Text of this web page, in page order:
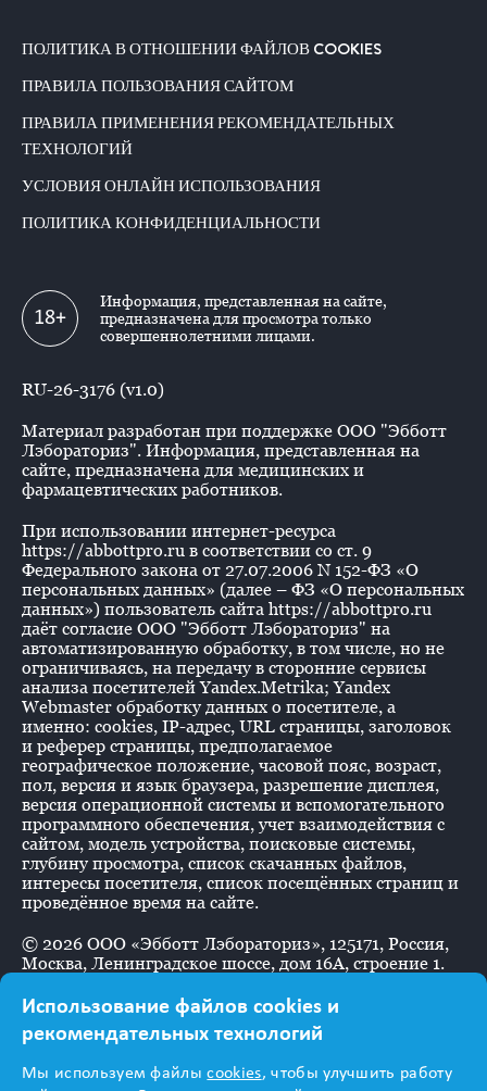
ПОЛИТИКА В ОТНОШЕНИИ ФАЙЛОВ COOKIES
ПРАВИЛА ПОЛЬЗОВАНИЯ САЙТОМ
ПРАВИЛА ПРИМЕНЕНИЯ РЕКОМЕНДАТЕЛЬНЫХ
ТЕХНОЛОГИЙ
УСЛОВИЯ ОНЛАЙН ИСПОЛЬЗОВАНИЯ
ПОЛИТИКА КОНФИДЕНЦИАЛЬНОСТИ
18+
Информация, представленная на сайте,
предназначена для просмотра только
совершеннолетними лицами.
RU-26-3176 (v1.0)
Материал разработан при поддержке ООО "Эбботт
Лэбораториз". Информация, представленная на
сайте, предназначена для медицинских и
фармацевтических работников.
При использовании интернет-ресурса
https://abbottpro.ru в соответствии со ст. 9
Федерального закона от 27.07.2006 N 152-ФЗ «О
персональных данных» (далее – ФЗ «О персональных
данных») пользователь сайта https://abbottpro.ru
даёт согласие ООО "Эбботт Лэбораториз" на
автоматизированную обработку, в том числе, но не
ограничиваясь, на передачу в сторонние сервисы
анализа посетителей Yandex.Metrika; Yandex
Webmaster обработку данных о посетителе, а
именно: cookies, IP-адрес, URL страницы, заголовок
и реферер страницы, предполагаемое
географическое положение, часовой пояс, возраст,
пол, версия и язык браузера, разрешение дисплея,
версия операционной системы и вспомогательного
программного обеспечения, учет взаимодействия с
сайтом, модель устройства, поисковые системы,
глубину просмотра, список скачанных файлов,
интересы посетителя, список посещённых страниц и
проведённое время на сайте.
© 2026 ООО «Эбботт Лэбораториз», 125171, Россия,
Москва, Ленинградское шоссе, дом 16А, строение 1.
Информация
Использование файлов cookies и
рекомендательных технологий
Мы используем файлыcookies, чтобы улучшить работу